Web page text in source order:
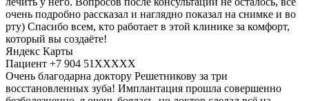
очень подробно рассказал и наглядно показал на снимке и во
рту) Спасибо всем, кто работает в этой клинике за комфорт,
который вы создаёте!
Яндекс Карты
Пациент +7 904 51XXXXX
Очень благодарна доктору Решетникову за три
восстановленных зуба! Имплантация прошла совершенно